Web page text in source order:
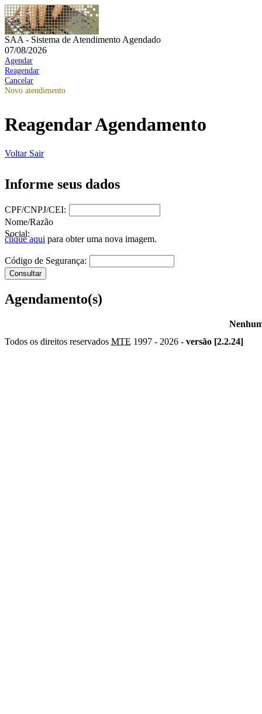
SAA - Sistema de Atendimento Agendado
07/08/2026
Agendar
Reagendar
Cancelar
Novo atendimento
Reagendar Agendamento
Voltar Sair
Informe seus dados
CPF/CNPJ/CEI:
Nome/Razão
Social:
clique aqui para obter uma nova imagem.
Código de Segurança:
Agendamento(s)
Todos os direitos reservados MTE 1997 - 2026 - versão [2.2.24]